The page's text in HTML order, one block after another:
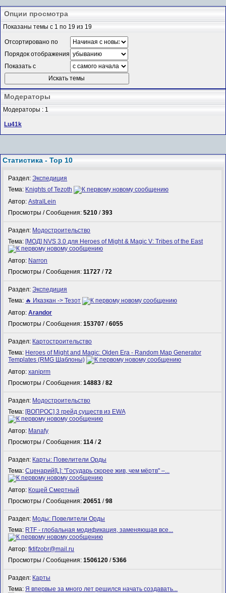
Опции просмотра
Показаны темы с 1 по 19 из 19
Отсортировано по
Порядок отображения
Показать с
Модераторы
Модераторы : 1
Lu41k
Статистика - Top 10
Раздел:Экспедиция
Тема: Knights of Tezoth
Автор:AstralLein
Просмотры / Сообщения:5210 /393
Раздел: Модостроительство
Тема: [МОД] NVS 3.0 для Heroes of Might & Magic V: Tribes of the East
Автор: Narron
Просмотры / Сообщения:11727 /72
Раздел:Экспедиция
Тема: 🔥 Иказкан -> Тезот
Автор:Arandor
Просмотры / Сообщения:153707 /6055
Раздел: Картостроительство
Тема: Heroes of Might and Magic: Olden Era - Random Map Generator
Templates (RMG Шаблоны)
Автор:xaniprm
Просмотры / Сообщения:14883 /82
Раздел: Модостроительство
Тема: [ВОПРОС] 3 грейд существ из EWA
Автор: Manafy
Просмотры / Сообщения:114 /2
Раздел: Карты: Повелители Орды
Тема:Сценарий[L]: "Государь скорее жив, чем мёртв" –...
Автор: Кощей Смертный
Просмотры / Сообщения:20651 /98
Раздел: Моды: Повелители Орды
Тема: RTF - глобальная модификация, заменяющая все...
Автор:fktifzobr@mail.ru
Просмотры / Сообщения:1506120 /5366
Раздел: Карты
Тема:Я впервые за много лет решился начать создавать...